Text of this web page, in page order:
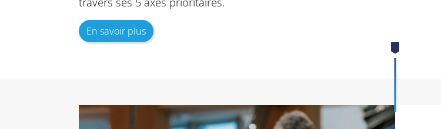
En savoir plus